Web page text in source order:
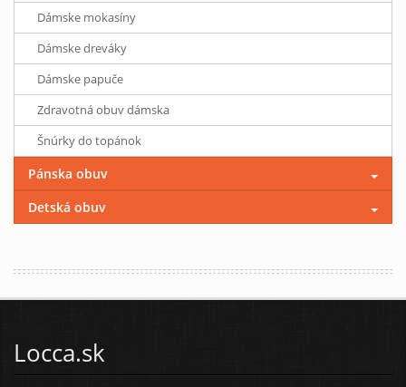
Dámske mokasíny
Dámske dreváky
Dámske papuče
Zdravotná obuv dámska
Šnúrky do topánok
Pánska obuv
Detská obuv
Locca.sk